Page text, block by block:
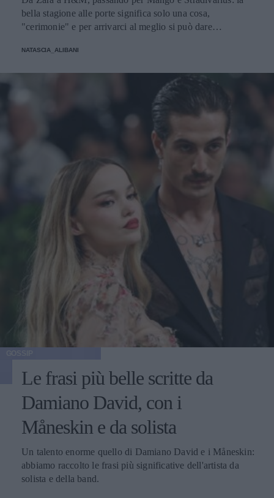
bella stagione alle porte significa solo una cosa,
"cerimonie" e per arrivarci al meglio si può dare
NATASCIA_ALIBANI
Le frasi più belle scritte da
Damiano David, con i
Måneskin e da solista
Un talento enorme quello di Damiano David e i Måneskin:
abbiamo raccolto le frasi più significative dell'artista da
solista e della band.